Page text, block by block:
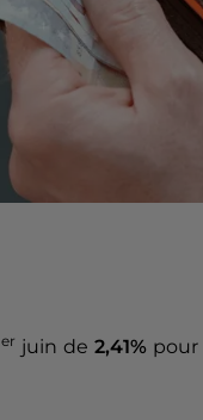
er juin de 2,41% pour